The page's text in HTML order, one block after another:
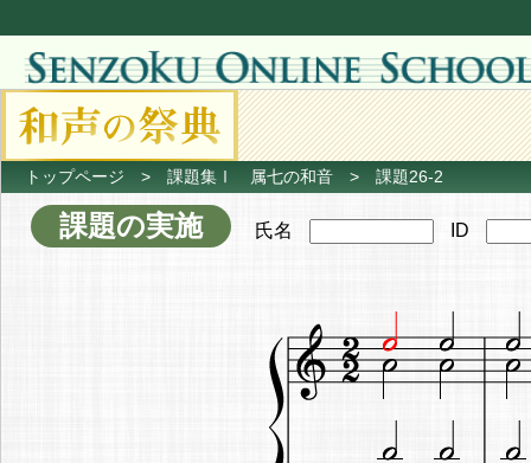
トップページ > 課題集Ⅰ 属七の和音 > 課題26-2
課題の実施 氏名 ID